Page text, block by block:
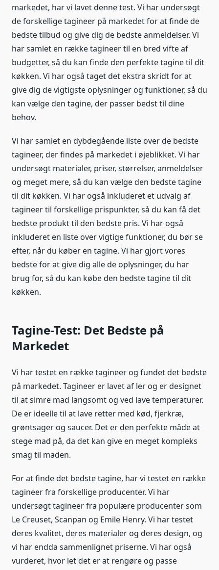
markedet, har vi lavet denne test. Vi har undersøgt
de forskellige tagineer på markedet for at finde de
bedste tilbud og give dig de bedste anmeldelser. Vi
har samlet en række tagineer til en bred vifte af
budgetter, så du kan finde den perfekte tagine til dit
køkken. Vi har også taget det ekstra skridt for at
give dig de vigtigste oplysninger og funktioner, så du
kan vælge den tagine, der passer bedst til dine
behov.
Vi har samlet en dybdegående liste over de bedste
tagineer, der findes på markedet i øjeblikket. Vi har
undersøgt materialer, priser, størrelser, anmeldelser
og meget mere, så du kan vælge den bedste tagine
til dit køkken. Vi har også inkluderet et udvalg af
tagineer til forskellige prispunkter, så du kan få det
bedste produkt til den bedste pris. Vi har også
inkluderet en liste over vigtige funktioner, du bør se
efter, når du køber en tagine. Vi har gjort vores
bedste for at give dig alle de oplysninger, du har
brug for, så du kan købe den bedste tagine til dit
køkken.
Tagine-Test: Det Bedste på
Markedet
Vi har testet en række tagineer og fundet det bedste
på markedet. Tagineer er lavet af ler og er designet
til at simre mad langsomt og ved lave temperaturer.
De er ideelle til at lave retter med kød, fjerkræ,
grøntsager og saucer. Det er den perfekte måde at
stege mad på, da det kan give en meget kompleks
smag til maden.
For at finde det bedste tagine, har vi testet en række
tagineer fra forskellige producenter. Vi har
undersøgt tagineer fra populære producenter som
Le Creuset, Scanpan og Emile Henry. Vi har testet
deres kvalitet, deres materialer og deres design, og
vi har endda sammenlignet priserne. Vi har også
vurderet, hvor let det er at rengøre og passe